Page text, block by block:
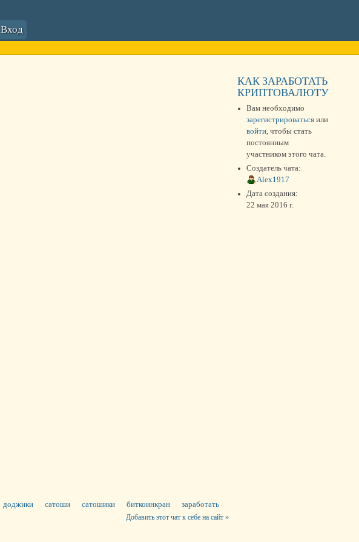
Вход
доджики сатоши сатошики биткоинкран заработать
Добавить этот чат к себе на сайт »
КАК ЗАРАБОТАТЬ
КРИПТОВАЛЮТУ
Вам необходимо
зарегистрироваться или
войти, чтобы стать
постоянным
участником этого чата.
Создатель чата:
Alex1917
Дата создания:
22 мая 2016 г.